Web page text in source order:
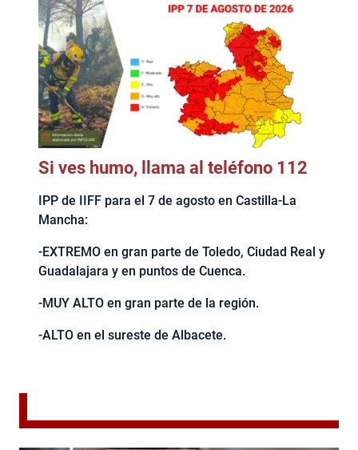
Si ves humo, llama al teléfono 112
IPP de IIFF para el 7 de agosto en Castilla-La
Mancha:
-EXTREMO en gran parte de Toledo, Ciudad Real y
Guadalajara y en puntos de Cuenca.
-MUY ALTO en gran parte de la región.
-ALTO en el sureste de Albacete.